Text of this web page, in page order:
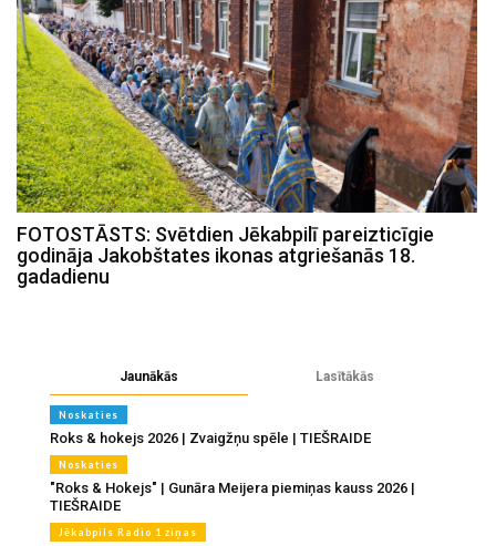
FOTOSTĀSTS: Svētdien Jēkabpilī pareizticīgie
godināja Jakobštates ikonas atgriešanās 18.
gadadienu
Jaunākās Lasītākās
Noskaties
Roks & hokejs 2026 | Zvaigžņu spēle | TIEŠRAIDE
Noskaties
"Roks & Hokejs" | Gunāra Meijera piemiņas kauss 2026 |
TIEŠRAIDE
Jēkabpils Radio 1 ziņas